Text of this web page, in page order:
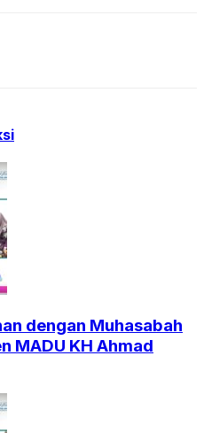
dengan Muhasabah
MADU KH Ahmad